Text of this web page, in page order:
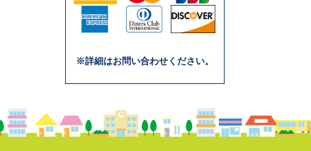
※詳細はお問い合わせください。